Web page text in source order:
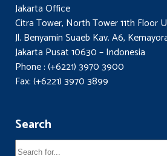
Jakarta Office
Citra Tower, North Tower 11th Floor
Jl. Benyamin Suaeb Kav. A6,
Jakarta Pusat 10630 – Indonesia
Phone : (+6221) 3970 3900
Fax: (+6221) 3970 3899
Search